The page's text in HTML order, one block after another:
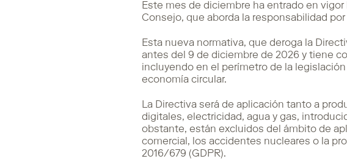
Este mes de diciembre ha entrado en
Consejo, que aborda la responsabilidad
Esta nueva normativa, que deroga la
antes del 9 de diciembre de 2026 y tiene
incluyendo en el perímetro de la
economía circular.
La Directiva será de aplicación tanto a
digitales, electricidad, agua y gas,
obstante, están excluidos del ámbito de
comercial, los accidentes nucleares o la
2016/679 (GDPR).